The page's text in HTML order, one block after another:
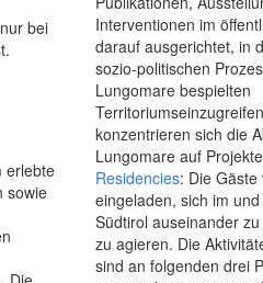
bei
erlebte
sowie
Interventionen im
darauf ausgerichtet, in
sozio-politischen
Lungomare bespielten
konzentrieren sich die
Lungomare auf
Residencies: Die
eingeladen, sich im
Südtirol auseinander
zu agieren. Die
sind an folgenden drei